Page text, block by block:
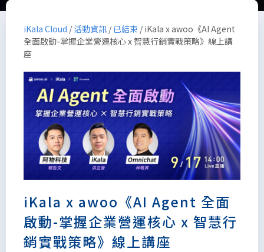
iKala Cloud / 活動資訊 / 已結束 / iKala x awoo《AI Agent
全面啟動-掌握企業營運核心 x 智慧行銷實戰策略》線上講
座
iKala x awoo《AI Agent 全面
啟動-掌握企業營運核心 x 智慧行
銷實戰策略》線上講座